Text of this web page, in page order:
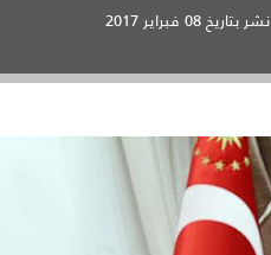
نشر بتاريخ08 فبراير 2017